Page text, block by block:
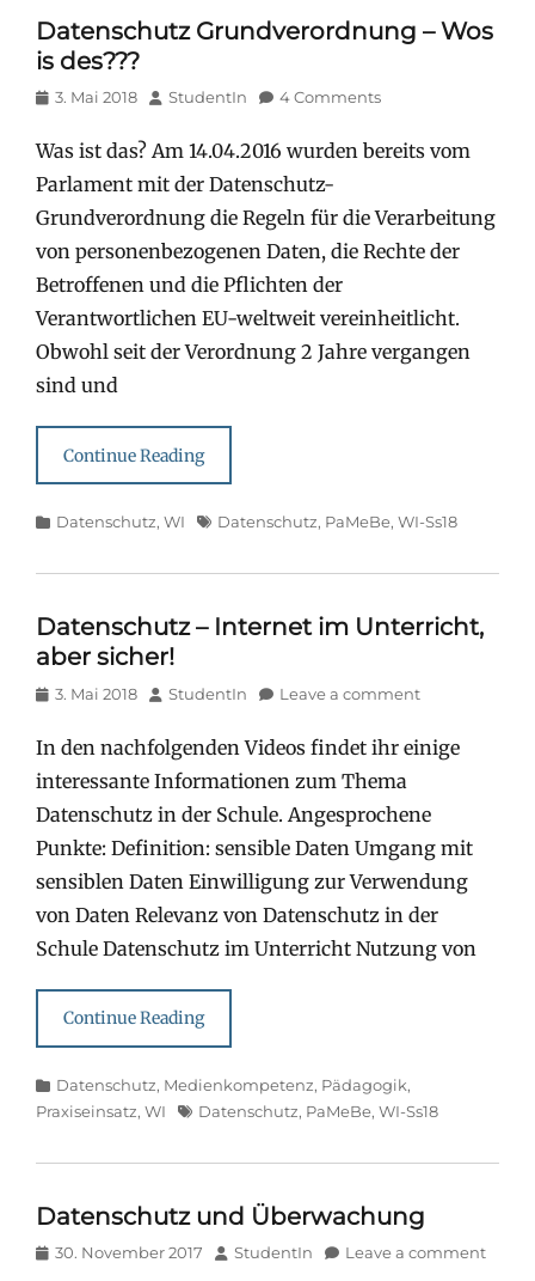
Datenschutz Grundverordnung – Wos
is des???
Posted
3. Mai 2018 Author
StudentIn 4 Comments
Was ist das? Am 14.04.2016 wurden bereits vom
Parlament mit der Datenschutz-
Grundverordnung die Regeln für die Verarbeitung
von personenbezogenen Daten, die Rechte der
Betroffenen und die Pflichten der
Verantwortlichen EU-weltweit vereinheitlicht.
Obwohl seit der Verordnung 2 Jahre vergangen
sind und
Continue Reading
Categories
Datenschutz, WI TagsDatenschutz, PaMeBe, WI-Ss18
Datenschutz – Internet im Unterricht,
aber sicher!
Posted
3. Mai 2018 Author
StudentIn Leave a comment
In den nachfolgenden Videos findet ihr einige
interessante Informationen zum Thema
Datenschutz in der Schule. Angesprochene
Punkte: Definition: sensible Daten Umgang mit
sensiblen Daten Einwilligung zur Verwendung
von Daten Relevanz von Datenschutz in der
Schule Datenschutz im Unterricht Nutzung von
Continue Reading
Categories
Datenschutz, Medienkompetenz, Pädagogik,
Praxiseinsatz, WI TagsDatenschutz, PaMeBe, WI-Ss18
Datenschutz und Überwachung
Posted
30. November 2017 Author
StudentIn Leave a comment